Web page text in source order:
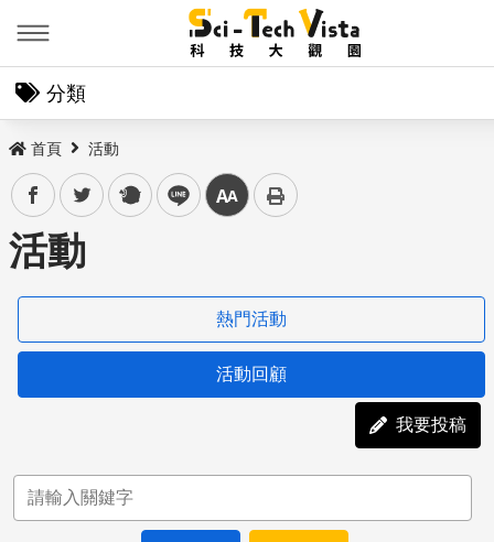
分類
首頁 活動
facebooktwitter plurk line 中
活動
熱門活動
活動回顧
我要投稿